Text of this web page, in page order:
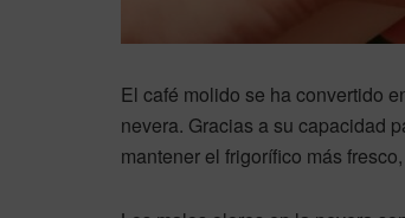
El café molido se ha convertido
nevera. Gracias a su capacidad
mantener el frigorífico más